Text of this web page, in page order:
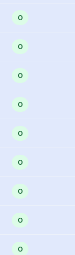
0
0
0
0
0
0
0
0
0